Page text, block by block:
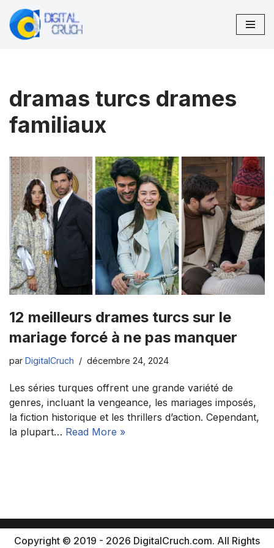
Aller
dramas turcs drames
familiaux
12 meilleurs drames turcs sur le
mariage forcé à ne pas manquer
par DigitalCruch décembre 24, 2024
Les séries turques offrent une grande variété de
genres, incluant la vengeance, les mariages imposés,
la fiction historique et les thrillers d’action. Cependant,
la plupart… Read More »
Copyright © 2019 - 2026 DigitalCruch.com. All Rights